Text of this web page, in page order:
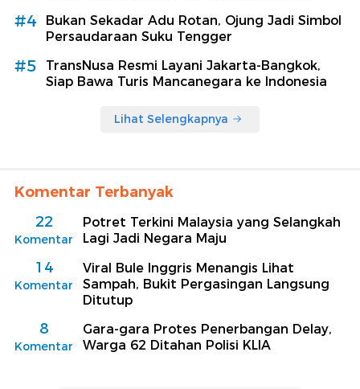
#4
Bukan Sekadar Adu Rotan, Ojung Jadi Simbol
Persaudaraan Suku Tengger
#5
TransNusa Resmi Layani Jakarta-Bangkok,
Siap Bawa Turis Mancanegara ke Indonesia
Lihat Selengkapnya
Komentar Terbanyak
22
Komentar
Potret Terkini Malaysia yang Selangkah
Lagi Jadi Negara Maju
14
Komentar
Viral Bule Inggris Menangis Lihat
Sampah, Bukit Pergasingan Langsung
Ditutup
8
Komentar
Gara-gara Protes Penerbangan Delay,
Warga 62 Ditahan Polisi KLIA